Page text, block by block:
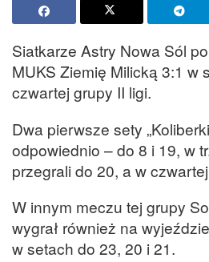
Siatkarze Astry Nowa Sól
MUKS Ziemię Milicką 3:1 w
czwartej grupy II ligi.
Dwa pierwsze sety
odpowiednio – do 8 i 19, w
przegrali do 20, a w
W innym meczu tej grupy
wygrał również na
w setach do 23, 20 i 21.